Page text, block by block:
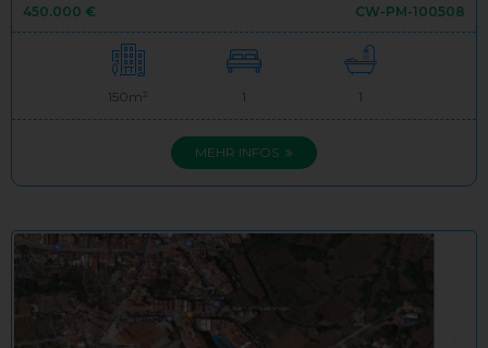
450.000 € CW-PM-100508
150m² 1 1
MEHR INFOS